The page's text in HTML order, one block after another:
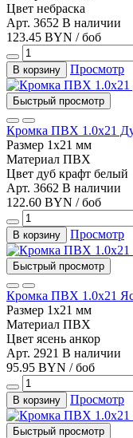
Цвет небраска
Арт. 3652 В наличии
123.45 BYN / боб
В корзину Просмотр
Быстрый просмотр
Кромка ПВХ 1.0х21
Размер 1х21 мм
Материал ПВХ
Цвет дуб крафт белый
Арт. 3662 В наличии
122.60 BYN / боб
В корзину Просмотр
Быстрый просмотр
Кромка ПВХ 1.0х21
Размер 1х21 мм
Материал ПВХ
Цвет ясень анкор
Арт. 2921 В наличии
95.95 BYN / боб
В корзину Просмотр
Быстрый просмотр